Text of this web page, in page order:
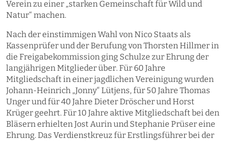
Verein zu einer „starken Gemeinschaft für Wild und
Natur“ machen.
Nach der einstimmigen Wahl von Nico Staats als
Kassenprüfer und der Berufung von Thorsten Hillmer in
die Freigabekommission ging Schulze zur Ehrung der
langjährigen Mitglieder über. Für 60 Jahre
Mitgliedschaft in einer jagdlichen Vereinigung wurden
Johann-Heinrich „Jonny“ Lütjens, für 50 Jahre Thomas
Unger und für 40 Jahre Dieter Dröscher und Horst
Krüger geehrt. Für 10 Jahre aktive Mitgliedschaft bei den
Bläsern erhielten Jost Aurin und Stephanie Prüser eine
Ehrung. Das Verdienstkreuz für Erstlingsführer bei der